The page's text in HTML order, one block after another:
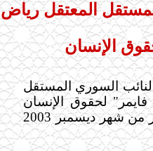
المعتقل رياض
الإنسان
السوري المستقل
لحقوق الإنسان
يوم الخميس الماضي الموافق العاشر من شهر ديسمبر 2003